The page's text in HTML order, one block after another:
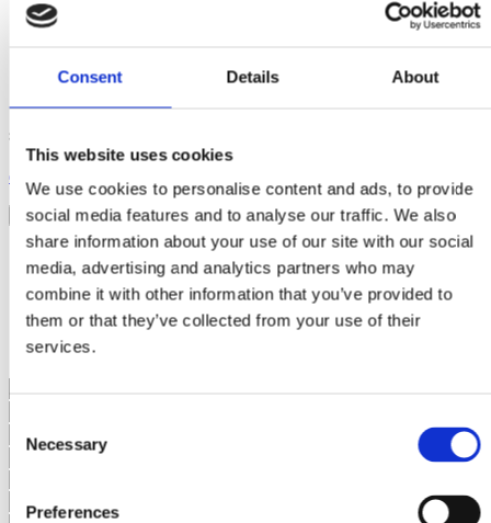
Consent Details About
This website uses cookies
We use cookies to personalise content and ads, to provide
social media features and to analyse our traffic. We also
share information about your use of our site with our social
media, advertising and analytics partners who may
combine it with other information that you’ve provided to
them or that they’ve collected from your use of their
services.
Consent
Selection
Necessary
Preferences
Doresc să fiu informat despre prețuri promoționale, produse noi
sau alte noutăți.
Am citit și sunt de acord cuTermenii și Condițiile
de confidențialitate
Contactează-ne